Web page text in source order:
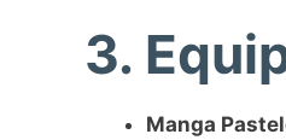
3.
Manga